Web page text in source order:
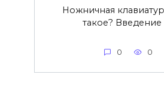
Ножничная
такое? Введение
0 0